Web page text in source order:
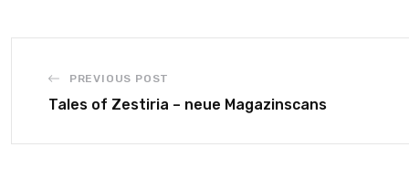
PREVIOUS POST
Tales of Zestiria – neue Magazinscans